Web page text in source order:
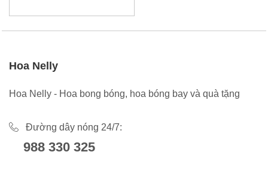
Hoa Nelly
Hoa Nelly - Hoa bong bóng, hoa bóng bay và quà tặng
Đường dây nóng 24/7:
988 330 325